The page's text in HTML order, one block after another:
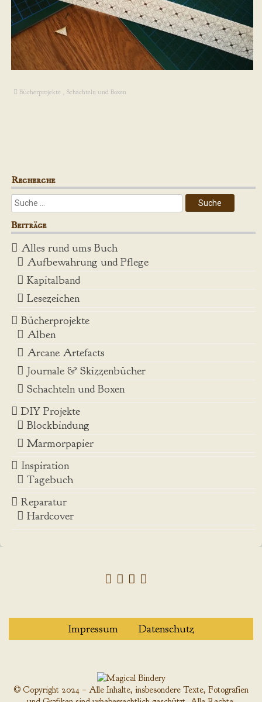
Bücherprojekte ,Schachteln und Boxen
Recherche
Beiträge
Alles rund ums Buch
Aufbewahrung und Pflege
Kapitalband
Lesezeichen
Bücherprojekte
Alben
Arcane Artefacts
Journale & Skizzenbücher
Schachteln und Boxen
DIY Projekte
Blockbindung
Marmorpapier
Inspiration
Tagebuch
Reparatur
Hardcover
Impressum Datenschutz
© Copyright 2024 – Alle Inhalte, insbesondere Texte, Fotografien